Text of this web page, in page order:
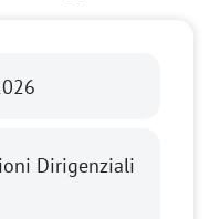
Dirigenziali